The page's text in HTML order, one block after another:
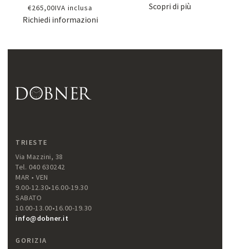
€265,00IVA inclusa
Richiedi informazioni
Scopri di più
TRIESTE
Via Mazzini, 38
Tel. 040 630242
MAR • VEN
9.00-12.30•16.00-19.30
SABATO
10.00-13.00•16.00-19.30
info@dobner.it
GORIZIA